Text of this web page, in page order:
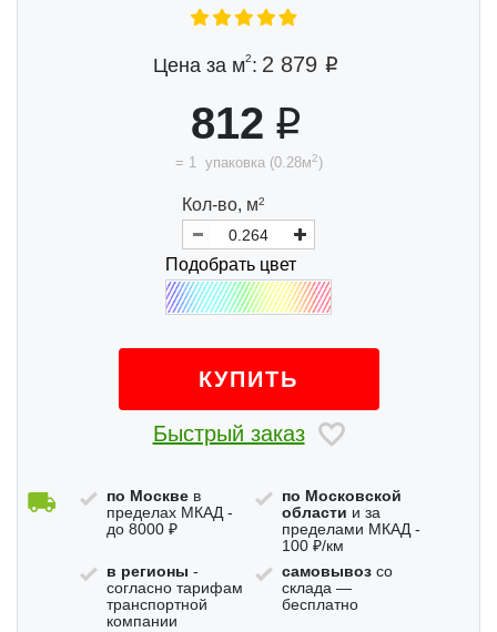
Цена за м2: 2 879
812
= 1 упаковка(0.28м2)
Кол-во, м2
Подобрать цвет
КУПИТЬ
Быстрый заказ
по Москве в
пределах МКАД -
до 8000 ₽
по Московской
области и за
пределами МКАД -
100 ₽/км
в регионы -
согласно тарифам
транспортной
компании
самовывозсо
склада —
бесплатно